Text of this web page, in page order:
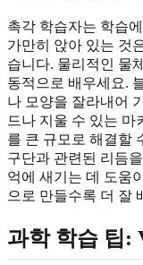
촉각 학습자는 학습
가만히 앉아 있는 것
습니다. 물리적인 물
동적으로 배우세요.
나 모양을 잘라내어
드나 지울 수 있는 마
를 큰 규모로 해결할
구단과 관련된 리듬
억에 새기는 데 도움
으로 만들수록 더 잘
과학 학습 팁: